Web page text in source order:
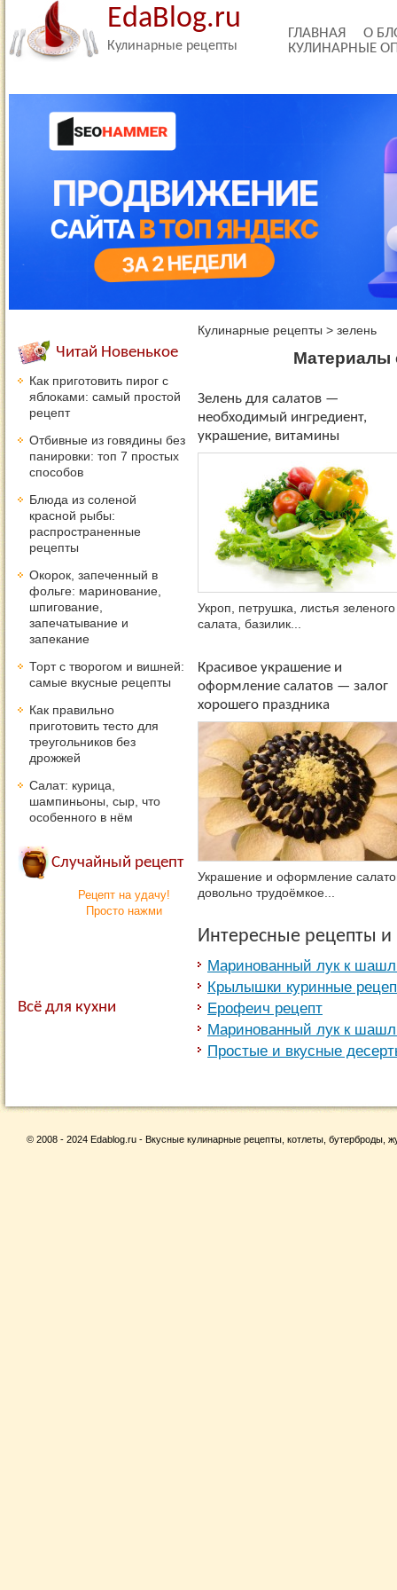
EdaBlog.ru
Кулинарные рецепты
ГЛАВНАЯ
О
КУЛИНАРНЫЕ
Кулинарные рецепты > зелень
Материалы
Зелень для салатов —
необходимый ингредиент,
украшение, витамины
Укроп, петрушка, листья зеленого
салата, базилик...
Красивое украшение и
оформление салатов — залог
хорошего праздника
Украшение и оформление
довольно трудоёмкое...
Интересные рецепты
Маринованный лук к
Крылышки куринные
Ерофеич рецепт
Маринованный лук к
Простые и вкусные
Читай Новенькое
Как приготовить пирог с
яблоками: самый простой
рецепт
Отбивные из говядины без
панировки: топ 7 простых
способов
Блюда из соленой
красной рыбы:
распространенные
рецепты
Окорок, запеченный в
фольге: маринование,
шпигование,
запечатывание и
запекание
Торт с творогом и вишней:
самые вкусные рецепты
Как правильно
приготовить тесто для
треугольников без
дрожжей
Салат: курица,
шампиньоны, сыр, что
особенного в нём
Случайный рецепт
Рецепт на удачу!
Просто нажми
Всё для кухни
© 2008 - 2024 Edablog.ru - Вкусные кулинарные рецепты, котлеты, бутерброды,